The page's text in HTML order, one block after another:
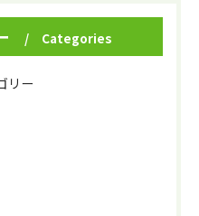
Categories
リー